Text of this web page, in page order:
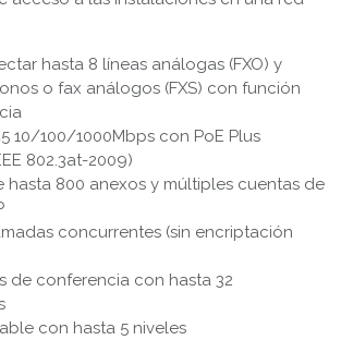
hasta 8 líneas análogas (FXO) y
o fax análogos (FXS) con función
10/100/1000Mbps con PoE Plus
802.3at-2009)
hasta 800 anexos y múltiples cuentas de
concurrentes (sin encriptación
de conferencia con hasta 32
con hasta 5 niveles